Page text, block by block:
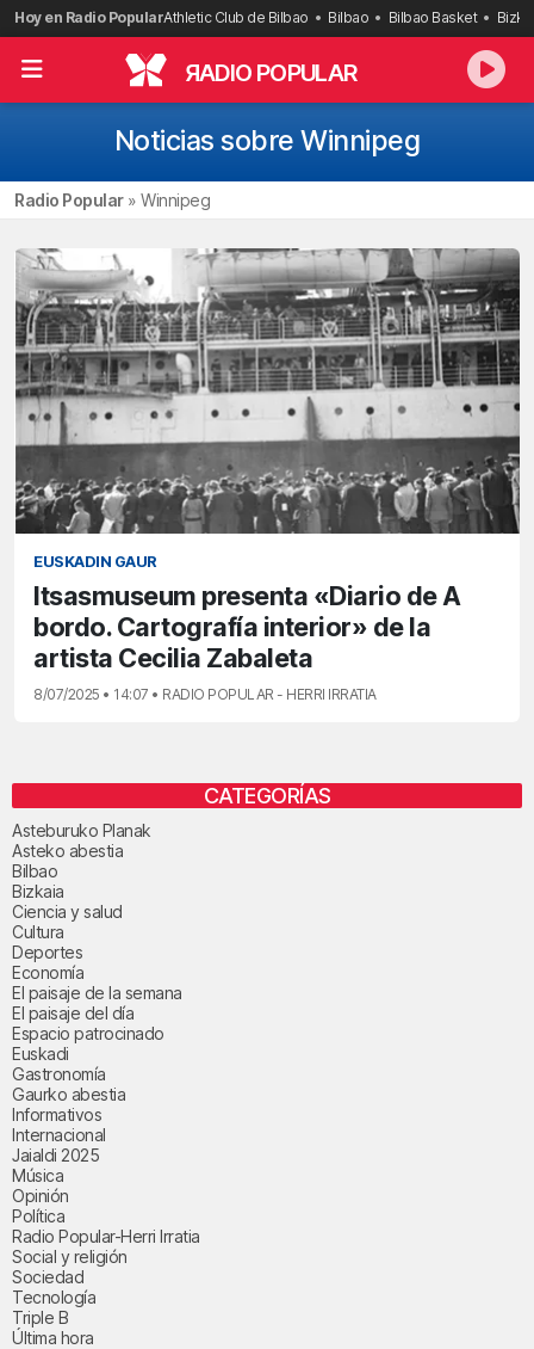
Saltar
al
contenido
Hoy en Radio PopularAthletic Club de Bilbao Bilbao Bilbao Basket
RADIO POPULAR
Noticias sobre Winnipeg
Radio Popular» Winnipeg
EUSKADIN GAUR
Itsasmuseum presenta «Diario de A
bordo. Cartografía interior» de la
artista Cecilia Zabaleta
8/07/2025 • 14:07 • RADIO POPULAR - HERRI IRRATIA
CATEGORÍAS
Asteburuko Planak
Asteko abestia
Bilbao
Bizkaia
Ciencia y salud
Cultura
Deportes
Economía
El paisaje de la semana
El paisaje del día
Espacio patrocinado
Euskadi
Gastronomía
Gaurko abestia
Informativos
Internacional
Jaialdi 2025
Música
Opinión
Política
Radio Popular-Herri Irratia
Social y religión
Sociedad
Tecnología
Triple B
Última hora